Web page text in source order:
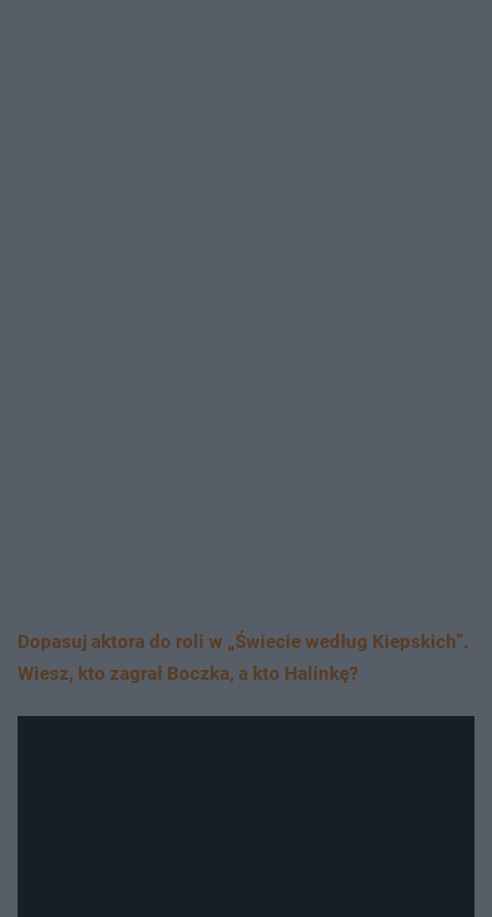
Dopasuj aktora do roli w „Świecie według Kiepskich”.
Wiesz, kto zagrał Boczka, a kto Halinkę?